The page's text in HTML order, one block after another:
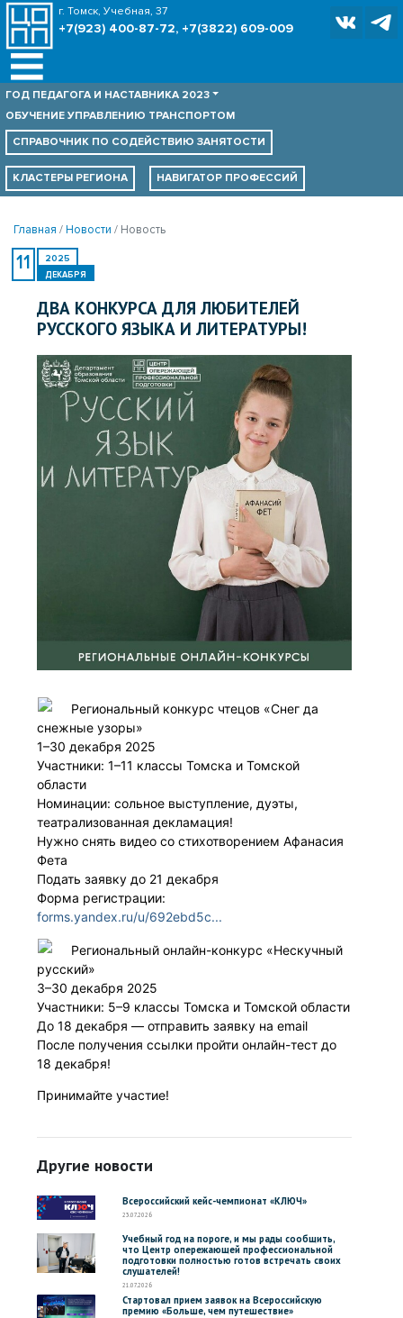
г. Томск, Учебная, 37
+7(923) 400-87-72, +7(3822) 609-009
ГОД ПЕДАГОГА И НАСТАВНИКА 2023
ОБУЧЕНИЕ УПРАВЛЕНИЮ ТРАНСПОРТОМ
СПРАВОЧНИК ПО СОДЕЙСТВИЮ ЗАНЯТОСТИ
КЛАСТЕРЫ РЕГИОНА НАВИГАТОР ПРОФЕССИЙ
Главная Новости Новость
11 2025
ДЕКАБРЯ
ДВА КОНКУРСА ДЛЯ ЛЮБИТЕЛЕЙ
РУССКОГО ЯЗЫКА И ЛИТЕРАТУРЫ!
Региональный конкурс чтецов «Снег да
снежные узоры»
1–30 декабря 2025
Участники: 1–11 классы Томска и Томской
области
Номинации: сольное выступление, дуэты,
театрализованная декламация!
Нужно снять видео со стихотворением Афанасия
Фета
Подать заявку до 21 декабря
Форма регистрации:
forms.yandex.ru/u/692ebd5c...
Региональный онлайн-конкурс «Нескучный
русский»
3–30 декабря 2025
Участники: 5–9 классы Томска и Томской области
До 18 декабря — отправить заявку на email
После получения ссылки пройти онлайн-тест до
18 декабря!
Принимайте участие!
Другие новости
Всероссийский кейс-чемпионат «КЛЮЧ»
23.07.2026
Учебный год на пороге, и мы рады сообщить,
что Центр опережающей профессиональной
подготовки полностью готов встречать своих
слушателей!
21.07.2026
Стартовал прием заявок на Всероссийскую
премию «Больше, чем путешествие»